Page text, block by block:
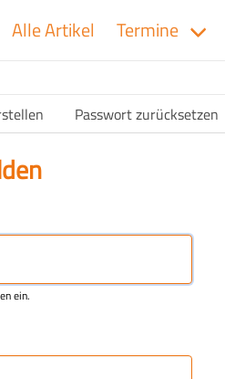
Alle Artikel Termine
Passwort zurücksetzen
ein.